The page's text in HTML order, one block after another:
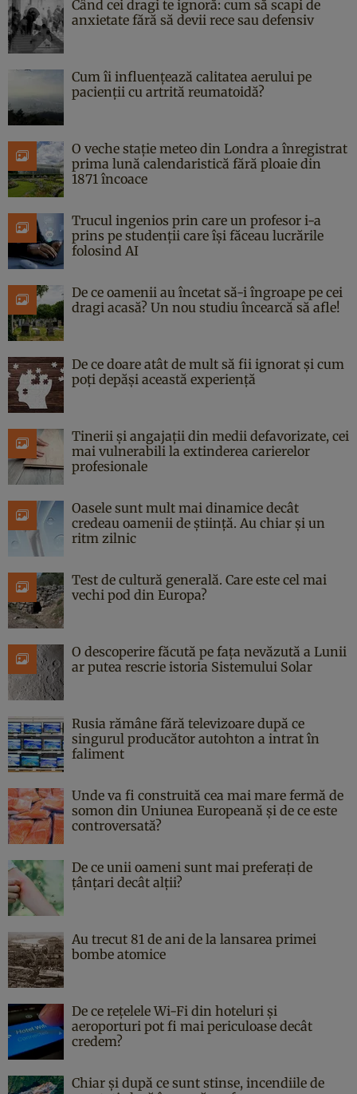
Când cei dragi te ignoră: cum să scapi de
anxietate fără să devii rece sau defensiv
Cum îi influențează calitatea aerului pe
pacienții cu artrită reumatoidă?
O veche stație meteo din Londra a înregistrat
prima lună calendaristică fără ploaie din
1871 încoace
Trucul ingenios prin care un profesor i-a
prins pe studenții care își făceau lucrările
folosind AI
De ce oamenii au încetat să-i îngroape pe cei
dragi acasă? Un nou studiu încearcă să afle!
De ce doare atât de mult să fii ignorat și cum
poți depăși această experiență
Tinerii și angajații din medii defavorizate, cei
mai vulnerabili la extinderea carierelor
profesionale
Oasele sunt mult mai dinamice decât
credeau oamenii de știință. Au chiar și un
ritm zilnic
Test de cultură generală. Care este cel mai
vechi pod din Europa?
O descoperire făcută pe fața nevăzută a Lunii
ar putea rescrie istoria Sistemului Solar
Rusia rămâne fără televizoare după ce
singurul producător autohton a intrat în
faliment
Unde va fi construită cea mai mare fermă de
somon din Uniunea Europeană și de ce este
controversată?
De ce unii oameni sunt mai preferați de
țânțari decât alții?
Au trecut 81 de ani de la lansarea primei
bombe atomice
De ce rețelele Wi-Fi din hoteluri și
aeroporturi pot fi mai periculoase decât
credem?
Chiar și după ce sunt stinse, incendiile de